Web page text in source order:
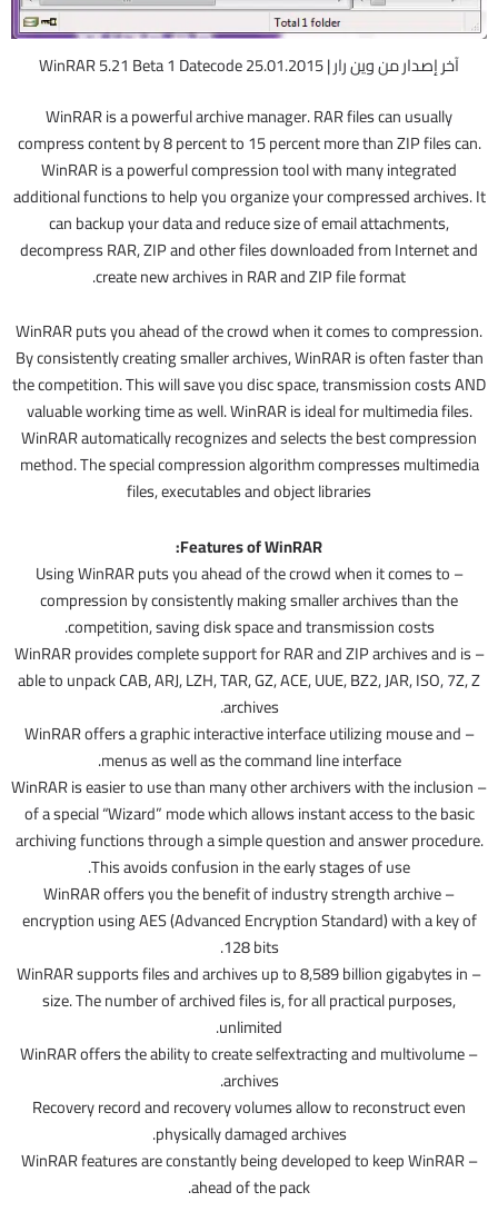
آخر إصدار من وين رار | WinRAR 5.21 Beta 1 Datecode 25.01.2015
WinRAR is a powerful archive manager. RAR files can usually
compress content by 8 percent to 15 percent more than ZIP files can.
WinRAR is a powerful compression tool with many integrated
additional functions to help you organize your compressed archives. It
can backup your data and reduce size of email attachments,
decompress RAR, ZIP and other files downloaded from Internet and
create new archives in RAR and ZIP file format.
WinRAR puts you ahead of the crowd when it comes to compression.
By consistently creating smaller archives, WinRAR is often faster than
the competition. This will save you disc space, transmission costs AND
valuable working time as well. WinRAR is ideal for multimedia files.
WinRAR automatically recognizes and selects the best compression
method. The special compression algorithm compresses multimedia
files, executables and object libraries
Features of WinRAR:
– Using WinRAR puts you ahead of the crowd when it comes to
compression by consistently making smaller archives than the
competition, saving disk space and transmission costs.
– WinRAR provides complete support for RAR and ZIP archives and is
able to unpack CAB, ARJ, LZH, TAR, GZ, ACE, UUE, BZ2, JAR, ISO, 7Z, Z
archives.
– WinRAR offers a graphic interactive interface utilizing mouse and
menus as well as the command line interface.
– WinRAR is easier to use than many other archivers with the inclusion
of a special “Wizard” mode which allows instant access to the basic
archiving functions through a simple question and answer procedure.
This avoids confusion in the early stages of use.
– WinRAR offers you the benefit of industry strength archive
encryption using AES (Advanced Encryption Standard) with a key of
128 bits.
– WinRAR supports files and archives up to 8,589 billion gigabytes in
size. The number of archived files is, for all practical purposes,
unlimited.
– WinRAR offers the ability to create selfextracting and multivolume
archives.
Recovery record and recovery volumes allow to reconstruct even
physically damaged archives.
– WinRAR features are constantly being developed to keep WinRAR
ahead of the pack.